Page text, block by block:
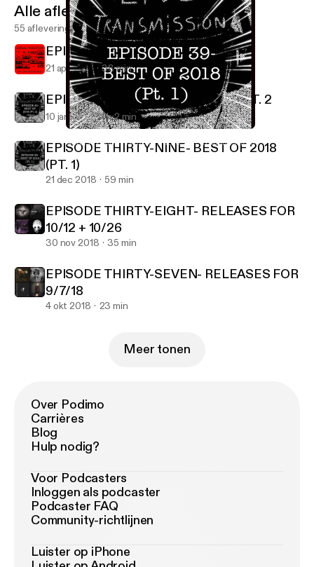
Aural Fixation (formerly Radio: Live Transmission)
Alle afleveringen
55 afleveringen
EPISODE 41
21 apr 2019 38 min
EPISODE FORTY- BEST OF 2018, PT. 2
10 jan 2019 1 h 2 min
EPISODE THIRTY-NINE- BEST OF 2018
(PT. 1)
21 dec 2018 59 min
EPISODE THIRTY-EIGHT- RELEASES FOR
10/12 + 10/26
30 nov 2018 35 min
EPISODE THIRTY-SEVEN- RELEASES FOR
9/7/18
4 okt 2018 23 min
Meer tonen
Over Podimo
Carrières
Blog
Hulp nodig?
Voor Podcasters
Inloggen als podcaster
Podcaster FAQ
Community-richtlijnen
Luister op iPhone